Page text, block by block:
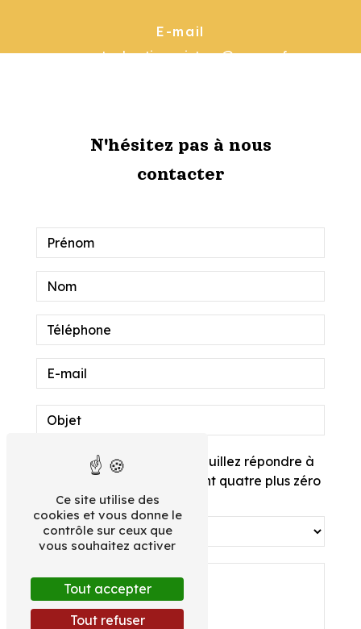
E-mail
garat.sebastienpeinture@orange.fr
N'hésitez pas à nous
contacter
Vous n'êtes pas un robot, veuillez répondre à
cette question : combien font quatre plus zéro
Ce site utilise des
cookies et vous donne le
contrôle sur ceux que
vous souhaitez activer
Tout accepter
Tout refuser